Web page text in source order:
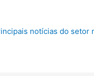
notícias do setor